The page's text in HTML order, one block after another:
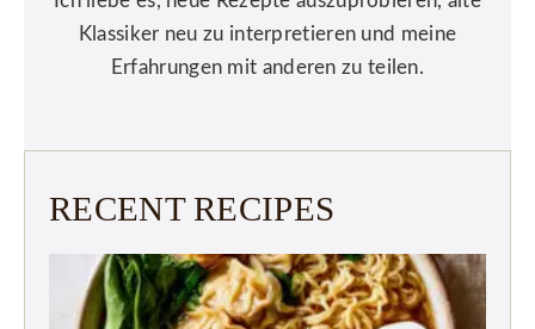
Klassiker neu zu interpretieren und meine
Erfahrungen mit anderen zu teilen.
RECENT RECIPES